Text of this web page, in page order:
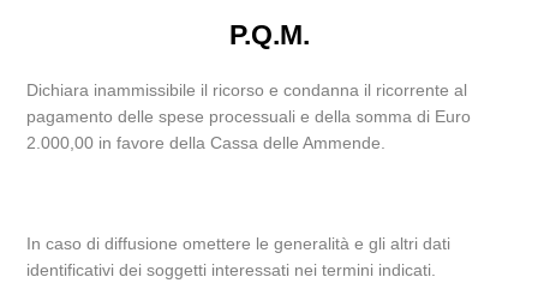
P.Q.M.
Dichiara inammissibile il ricorso e condanna il ricorrente al
pagamento delle spese processuali e della somma di Euro
2.000,00 in favore della Cassa delle Ammende.
In caso di diffusione omettere le generalità e gli altri dati
identificativi dei soggetti interessati nei termini indicati.